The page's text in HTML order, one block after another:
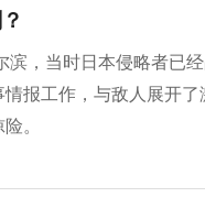
滨，当时日本侵略者已
报工作，与敌人展开
。